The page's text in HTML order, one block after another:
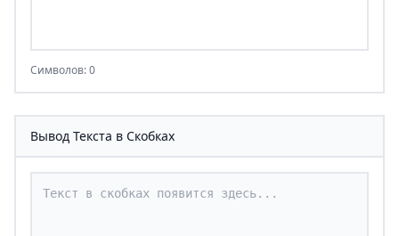
Символов: 0
Вывод Текста в Скобках